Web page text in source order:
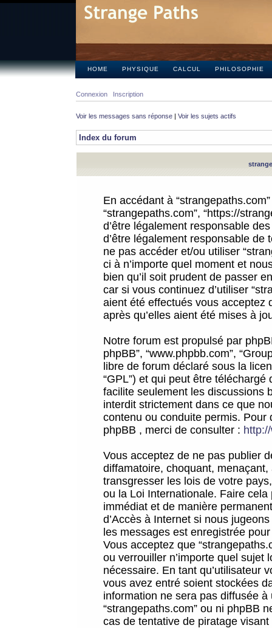
HOME PHYSIQUE CALCUL PHILOSOPHIE
Connexion Inscription
Voir les messages sans réponse | Voir les sujets actifs
Index du forum
En accédant à
“strangepaths.com”, “https://
d’être légalement responsable
d’être légalement responsable
ne pas accéder et/ou utiliser
ci à n’importe quel moment et
bien qu’il soit prudent de passer
car si vous continuez d’utiliser
aient été effectués vous acceptez
après qu’elles aient été mises à
Notre forum est propulsé par
phpBB”, “www.phpbb.com”,
libre de forum déclaré sous la
“GPL”) et qui peut être téléchargé
facilite seulement les discussions
interdit strictement dans ce que
contenu ou conduite permis.
phpBB , merci de consulter :
Vous acceptez de ne pas publier
diffamatoire, choquant,
transgresser les lois de votre
ou la Loi Internationale. Faire
immédiat et de manière
d’Accès à Internet si nous
les messages est enregistrée
Vous acceptez que
ou verrouiller n’importe quel sujet
nécessaire. En tant qu’utilisateur
vous avez entré soient stockées
information ne sera pas diffusée
“strangepaths.com” ou ni phpBB
cas de tentative de piratage